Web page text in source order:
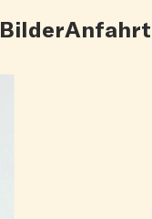
BilderAnfahrt